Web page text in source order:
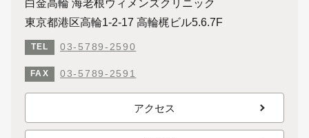
白金高輪 海老根ウィメンズクリニック
東京都港区高輪1-2-17 高輪梶ビル5.6.7F
TEL 03-5789-2590
FAX 03-5789-2591
アクセス